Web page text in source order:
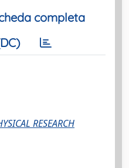
completa
RESEARCH